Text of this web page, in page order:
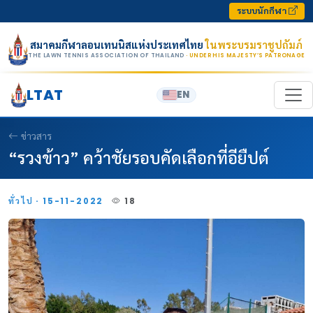
ระบบนักกีฬา
สมาคมกีฬาลอนเทนนิสแห่งประเทศไทยในพระบรมราชูปถัมภ์
THE LAWN TENNIS ASSOCIATION OF THAILAND · UNDER HIS MAJESTY’S PATRONAGE
LTAT EN
ข่าวสาร
“รวงข้าว” คว้าชัยรอบคัดเลือกที่อียืปต์
ทั่วไป · 15-11-2022 18